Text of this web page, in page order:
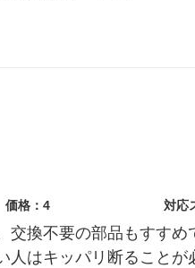
価格：4 対応
換不要の部品もすすめ
はキッパリ断ることが